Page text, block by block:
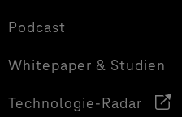
Podcast
Whitepaper & Studien
Technologie-Radar